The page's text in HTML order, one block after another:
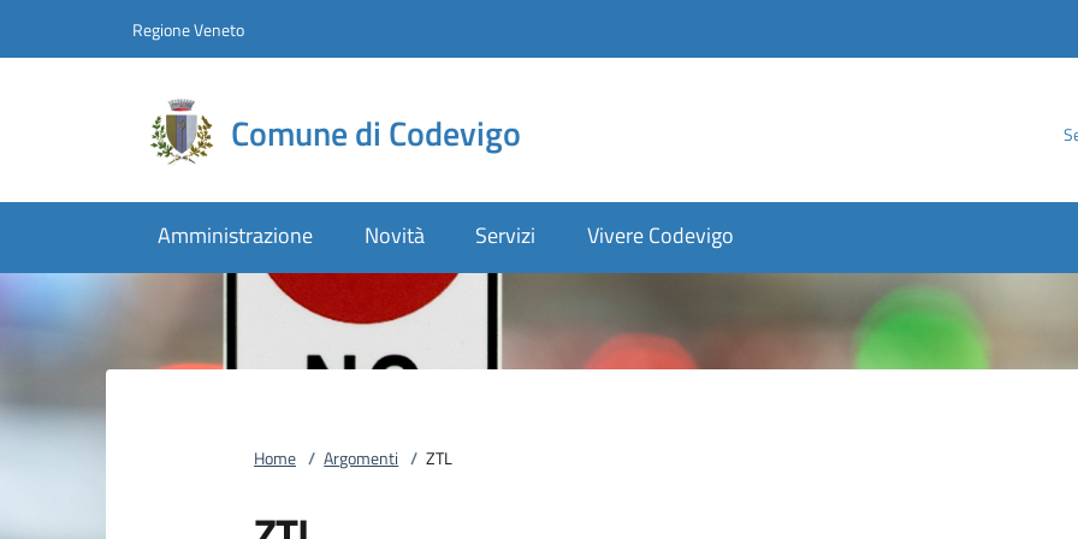
Regione Veneto
Comune di Codevigo
Amministrazione Novità Servizi Vivere Codevigo
Home / Argomenti / ZTL